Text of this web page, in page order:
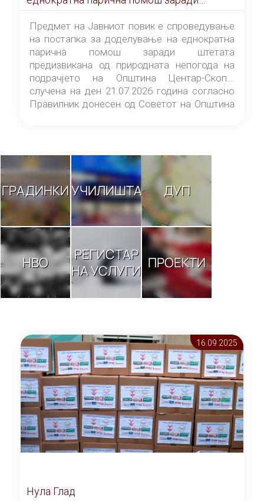
штетата предизвикана од природната
непогода на подрачјето на Општина
Центар-Скопје случена на ден 21.07.2026
година
Предмет на Јавниот повик е спроведување
на постапка за доделување на еднократна
парична помош заради штетата
предизвикана од природната непогода на
подрачјето на Општина Центар-Скопје
случена на ден 21.07.2026 година согласно
Правилник донесен од Советот на Општина
ГРАДИНКИУЧИЛИШТА ДУП
НВО
РЕГИСТАР
НА УСЛУГИ ПРОЕКТИ
16.09 2025
Нула Глад